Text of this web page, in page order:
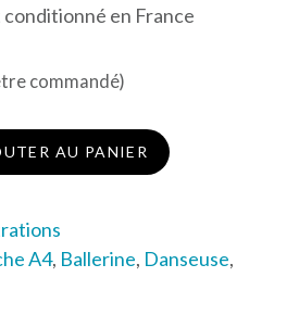
en France
commandé)
AU PANIER
A4, Ballerine, Danseuse,